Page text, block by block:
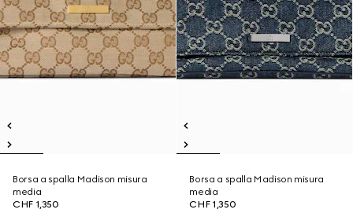
Borsa a spalla Madison misura
media
CHF 1,350
Borsa a spalla Madison misura
media
CHF 1,350